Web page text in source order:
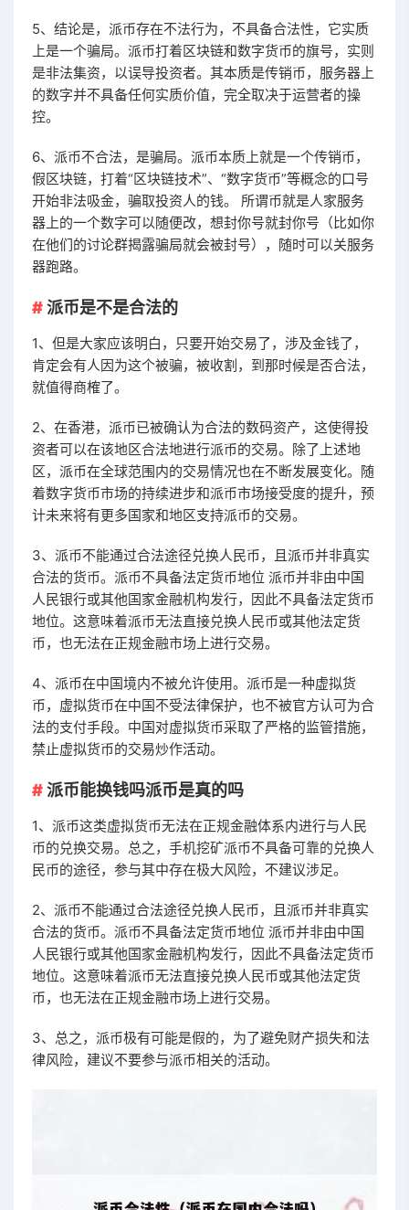
5、结论是，派币存在不法行为，不具备合法性，它实质
上是一个骗局。派币打着区块链和数字货币的旗号，实则
是非法集资，以误导投资者。其本质是传销币，服务器上
的数字并不具备任何实质价值，完全取决于运营者的操
控。
6、派币不合法，是骗局。派币本质上就是一个传销币，
假区块链，打着“区块链技术”、“数字货币”等概念的口号
开始非法吸金，骗取投资人的钱。 所谓币就是人家服务
器上的一个数字可以随便改，想封你号就封你号（比如你
在他们的讨论群揭露骗局就会被封号），随时可以关服务
器跑路。
派币是不是合法的
1、但是大家应该明白，只要开始交易了，涉及金钱了，
肯定会有人因为这个被骗，被收割，到那时候是否合法，
就值得商榷了。
2、在香港，派币已被确认为合法的数码资产，这使得投
资者可以在该地区合法地进行派币的交易。除了上述地
区，派币在全球范围内的交易情况也在不断发展变化。随
着数字货币市场的持续进步和派币市场接受度的提升，预
计未来将有更多国家和地区支持派币的交易。
3、派币不能通过合法途径兑换人民币，且派币并非真实
合法的货币。派币不具备法定货币地位 派币并非由中国
人民银行或其他国家金融机构发行，因此不具备法定货币
地位。这意味着派币无法直接兑换人民币或其他法定货
币，也无法在正规金融市场上进行交易。
4、派币在中国境内不被允许使用。派币是一种虚拟货
币，虚拟货币在中国不受法律保护，也不被官方认可为合
法的支付手段。中国对虚拟货币采取了严格的监管措施，
禁止虚拟货币的交易炒作活动。
派币能换钱吗派币是真的吗
1、派币这类虚拟货币无法在正规金融体系内进行与人民
币的兑换交易。总之，手机挖矿派币不具备可靠的兑换人
民币的途径，参与其中存在极大风险，不建议涉足。
2、派币不能通过合法途径兑换人民币，且派币并非真实
合法的货币。派币不具备法定货币地位 派币并非由中国
人民银行或其他国家金融机构发行，因此不具备法定货币
地位。这意味着派币无法直接兑换人民币或其他法定货
币，也无法在正规金融市场上进行交易。
3、总之，派币极有可能是假的，为了避免财产损失和法
律风险，建议不要参与派币相关的活动。